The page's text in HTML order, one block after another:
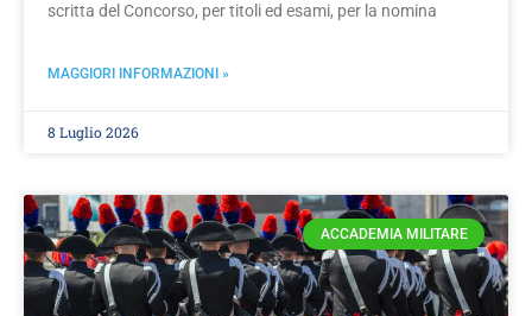
scritta del Concorso, per titoli ed esami, per la nomina
MAGGIORI INFORMAZIONI »
8 Luglio 2026
ACCADEMIA MILITARE